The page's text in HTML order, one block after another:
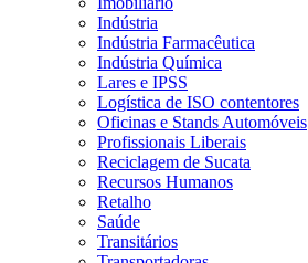
Indústria
Indústria Farmacêutica
Indústria Química
Lares e IPSS
Logística de ISO contentores
Oficinas e Stands Automóveis
Profissionais Liberais
Reciclagem de Sucata
Recursos Humanos
Retalho
Saúde
Transitários